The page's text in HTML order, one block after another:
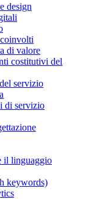
design
di valore
costitutivi del
servizio
di servizio
il linguaggio
keywords)